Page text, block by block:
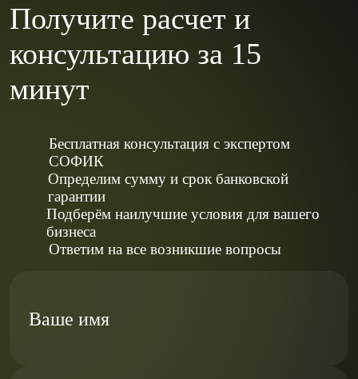
Получите расчет и
консультацию за 15
минут
Бесплатная консультация с экспертом
СОФИК
Определим сумму и срок банковской
гарантии
Подберём наилучшие условия для вашего
бизнеса
Ответим на все возникшие вопросы
Ваше имя